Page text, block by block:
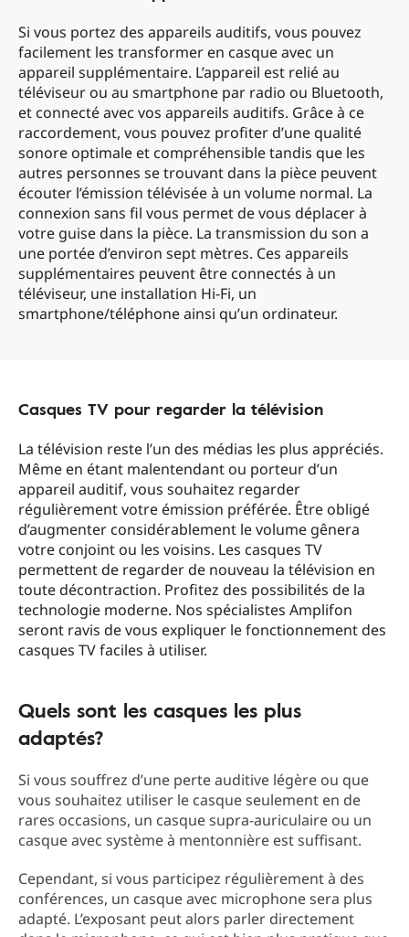
Si vous portez des appareils auditifs, vous pouvez
facilement les transformer en casque avec un
appareil supplémentaire. L’appareil est relié au
téléviseur ou au smartphone par radio ou Bluetooth,
et connecté avec vos appareils auditifs. Grâce à ce
raccordement, vous pouvez profiter d’une qualité
sonore optimale et compréhensible tandis que les
autres personnes se trouvant dans la pièce peuvent
écouter l’émission télévisée à un volume normal. La
connexion sans fil vous permet de vous déplacer à
votre guise dans la pièce. La transmission du son a
une portée d’environ sept mètres. Ces appareils
supplémentaires peuvent être connectés à un
téléviseur, une installation Hi-Fi, un
smartphone/téléphone ainsi qu’un ordinateur.
Casques TV pour regarder la télévision
La télévision reste l’un des médias les plus appréciés.
Même en étant malentendant ou porteur d’un
appareil auditif, vous souhaitez regarder
régulièrement votre émission préférée. Être obligé
d’augmenter considérablement le volume gênera
votre conjoint ou les voisins. Les casques TV
permettent de regarder de nouveau la télévision en
toute décontraction. Profitez des possibilités de la
technologie moderne. Nos spécialistes Amplifon
seront ravis de vous expliquer le fonctionnement des
casques TV faciles à utiliser.
Quels sont les casques les plus
adaptés?
Si vous souffrez d’une perte auditive légère ou que
vous souhaitez utiliser le casque seulement en de
rares occasions, un casque supra-auriculaire ou un
casque avec système à mentonnière est suffisant.
Cependant, si vous participez régulièrement à des
conférences, un casque avec microphone sera plus
adapté. L’exposant peut alors parler directement